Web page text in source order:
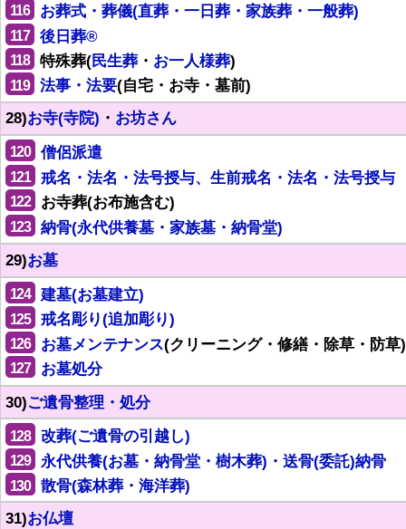
116 お葬式・葬儀(直葬・一日葬・家族葬・一般葬)
117 後日葬®
118 特殊葬(民生葬・ お一人様葬)
119 法事・法要(自宅・お寺・墓前)
28)お寺(寺院) ・ お坊さん
120 僧侶派遣
121 戒名・法名・法号授与、生前戒名・法名・法号授与
122 お寺葬(お布施含む)
123
納骨(永代供養墓・家族墓・納骨堂)
29)お墓
124 建墓(お墓建立)
125 戒名彫り(追加彫り)
126 お墓メンテナンス(クリーニング・修繕・除草・防草)
127
お墓処分
30)ご遺骨整理・処分
128 改葬(ご遺骨の引越し)
129 永代供養(お墓・納骨堂・樹木葬)・送骨(委託)納骨
130
散骨(森林葬・海洋葬)
31)お仏壇